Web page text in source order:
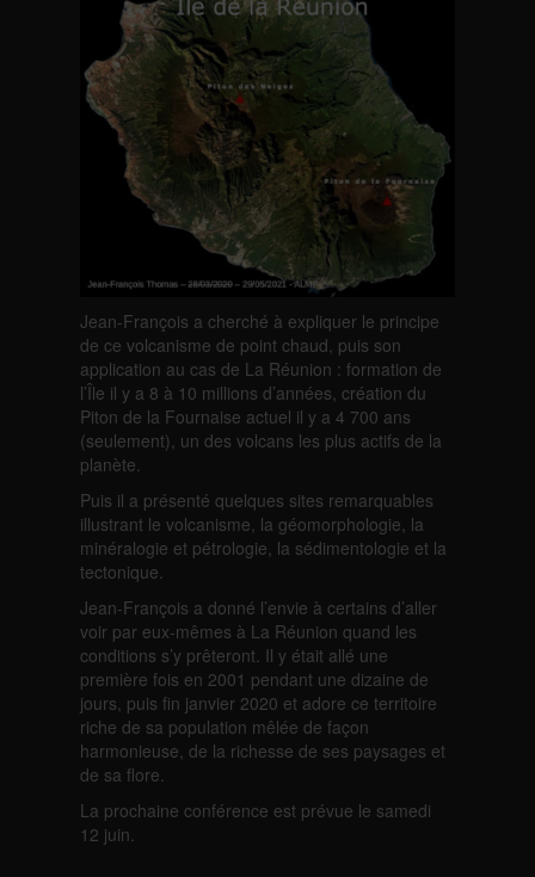
Jean-François a cherché à expliquer le principe
de ce volcanisme de point chaud, puis son
application au cas de La Réunion : formation de
l’Île il y a 8 à 10 millions d’années, création du
Piton de la Fournaise actuel il y a 4 700 ans
(seulement), un des volcans les plus actifs de la
planète.
Puis il a présenté quelques sites remarquables
illustrant le volcanisme, la géomorphologie, la
minéralogie et pétrologie, la sédimentologie et la
tectonique.
Jean-François a donné l’envie à certains d’aller
voir par eux-mêmes à La Réunion quand les
conditions s’y prêteront. Il y était allé une
première fois en 2001 pendant une dizaine de
jours, puis fin janvier 2020 et adore ce territoire
riche de sa population mêlée de façon
harmonieuse, de la richesse de ses paysages et
de sa flore.
La prochaine conférence est prévue le samedi
12 juin.